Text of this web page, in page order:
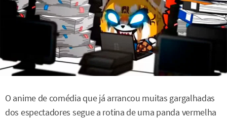
O anime de comédia que já arrancou muitas gargalhadas
dos espectadores segue a rotina de uma panda vermelha